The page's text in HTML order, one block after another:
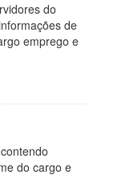
do
de
emprego e
do cargo e